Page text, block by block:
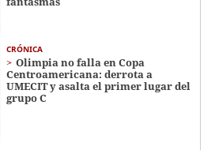
CRÓNICA
Olimpia no falla en Copa
Centroamericana: derrota a
UMECIT y asalta el primer lugar del
grupo C